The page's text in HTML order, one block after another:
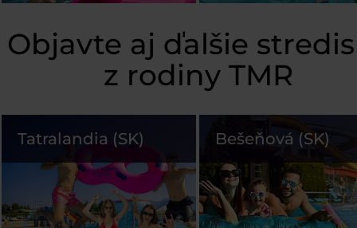
Objavte aj ďalšie
z rodiny TMR
Tatralandia (SK) Bešeňová (SK)